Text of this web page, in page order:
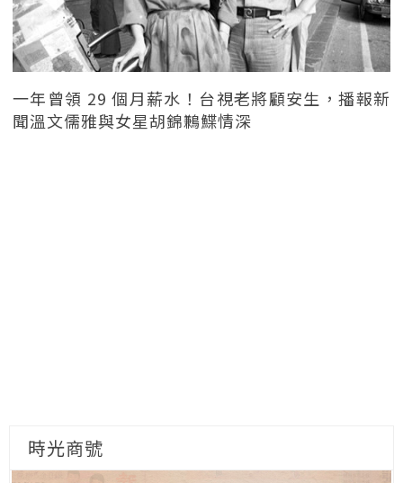
一年曾領 29 個月薪水！台視老將顧安生，播報新
聞溫文儒雅與女星胡錦鶼鰈情深
時光商號